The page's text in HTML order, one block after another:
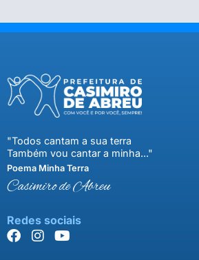
"Todos cantam a sua terra
Também vou cantar a minha..."
Poema Minha Terra
Casimiro de Abreu
Redes sociais